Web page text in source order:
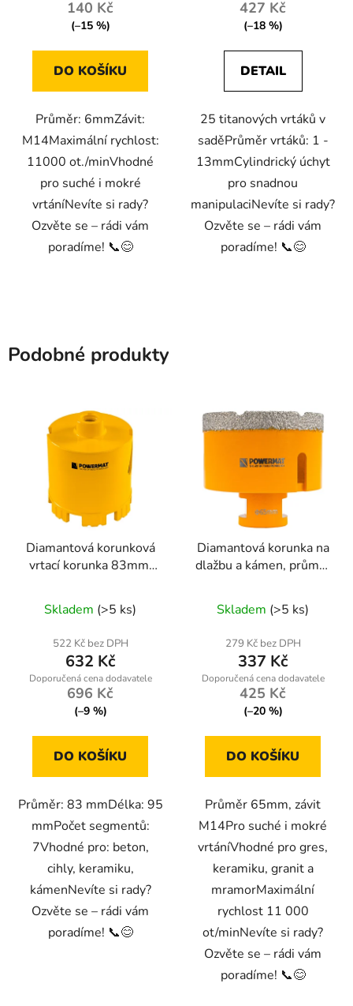
140 Kč
(–15 %)
DO KOŠÍKU
Průměr: 6mmZávit:
M14Maximální rychlost:
11000 ot./minVhodné
pro suché i mokré
vrtáníNevíte si rady?
Ozvěte se – rádi vám
poradíme! 📞😊
427 Kč
(–18 %)
DETAIL
25 titanových vrtáků v
saděPrůměr vrtáků: 1 -
13mmCylindrický úchyt
pro snadnou
manipulaciNevíte si rady?
Ozvěte se – rádi vám
poradíme! 📞😊
Podobné produkty
Diamantová korunková
vrtací korunka 83mm,
Skladem (>5 ks)
522 Kč bez DPH
632 Kč
696 Kč
(–9 %)
DO KOŠÍKU
Průměr: 83 mmDélka: 95
mmPočet segmentů:
7Vhodné pro: beton,
cihly, keramiku,
kámenNevíte si rady?
Ozvěte se – rádi vám
poradíme! 📞😊
Diamantová korunka na
dlažbu a kámen, průměr
Skladem (>5 ks)
279 Kč bez DPH
337 Kč
425 Kč
(–20 %)
DO KOŠÍKU
Průměr 65mm, závit
M14Pro suché i mokré
vrtáníVhodné pro gres,
keramiku, granit a
mramorMaximální
rychlost 11 000
ot/minNevíte si rady?
Ozvěte se – rádi vám
poradíme! 📞😊